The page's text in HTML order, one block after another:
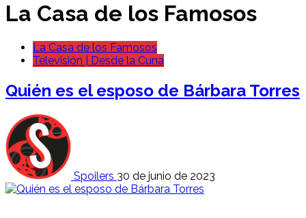
La Casa de los Famosos
La Casa de los Famosos
Televisión | Desde la Cuna
Quién es el esposo de Bárbara Torres
Spoilers 30 de junio de 2023